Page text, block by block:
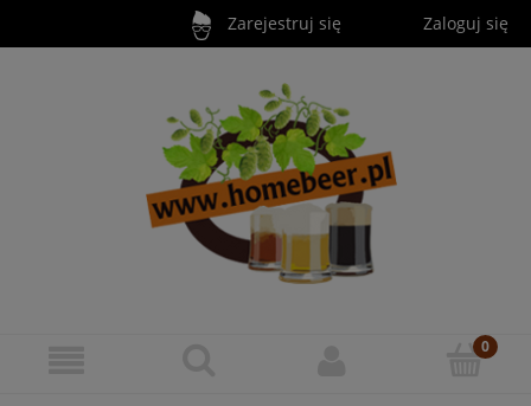
Zarejestruj się Zaloguj się